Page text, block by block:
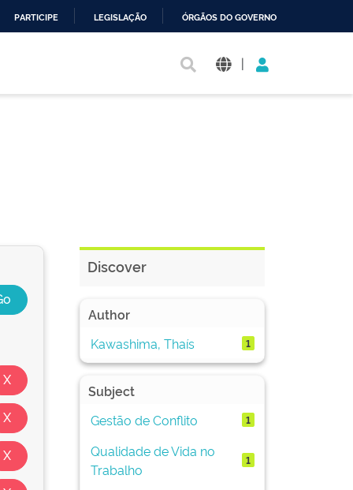
PARTICIPE LEGISLAÇÃO ÓRGÃOS DO GOVERNO
|
Discover
Author
Kawashima, Thaís
1
Subject
Gestão de Conflito
1
Qualidade de Vida no
Trabalho
1